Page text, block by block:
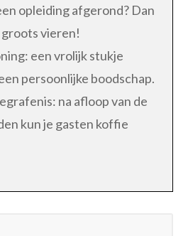
opleiding afgerond? Dan
vieren!
een vrolijk stukje
persoonlijke boodschap.
na afloop van de
kun je gasten koffie